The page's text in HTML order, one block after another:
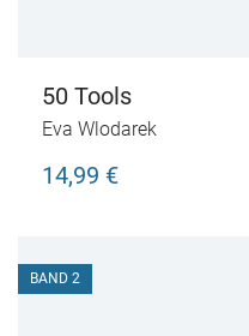
50 Tools
Eva Wlodarek
14,99 €
BAND 2